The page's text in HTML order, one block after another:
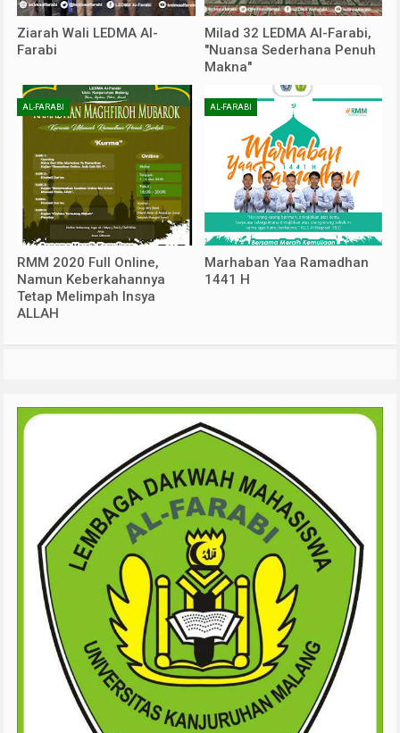
Ziarah Wali LEDMA Al-
Farabi
Milad 32 LEDMA Al-Farabi,
"Nuansa Sederhana Penuh
Makna"
AL-FARABI
RMM 2020 Full Online,
Namun Keberkahannya
Tetap Melimpah Insya
ALLAH
AL-FARABI
Marhaban Yaa Ramadhan
1441 H